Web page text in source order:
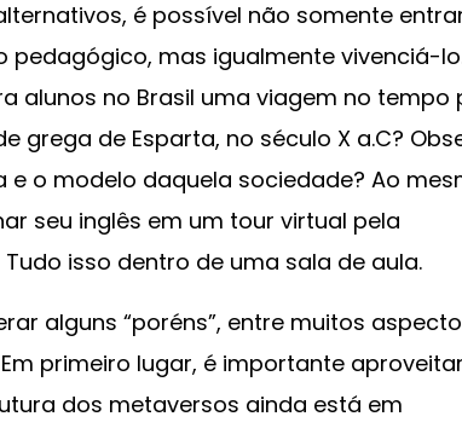
é possível não somente
mas igualmente vivenciá-
alunos no Brasil uma viagem no tempo
grega de Esparta, no século X a.C?
e o modelo daquela sociedade? Ao
seu inglês em um tour virtual pela
isso dentro de uma sala de aula.
alguns “poréns”, entre muitos
primeiro lugar, é importante
dos metaversos ainda está em